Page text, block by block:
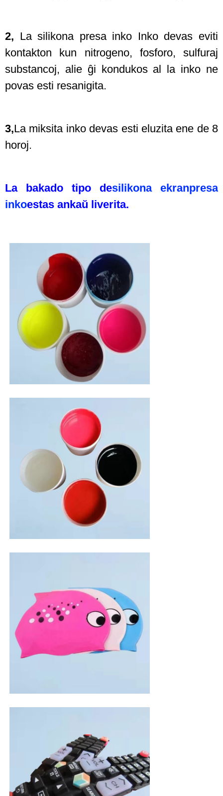
2, La silikona presa inko Inko devas eviti
kontakton kun nitrogeno, fosforo, sulfuraj
substancoj, alie ĝi kondukos al la inko ne
povas esti resanigita.
3,La miksita inko devas esti eluzita ene de 8
horoj.
La bakado tipo desilikona ekranpresa
inkoestas ankaŭ liverita.